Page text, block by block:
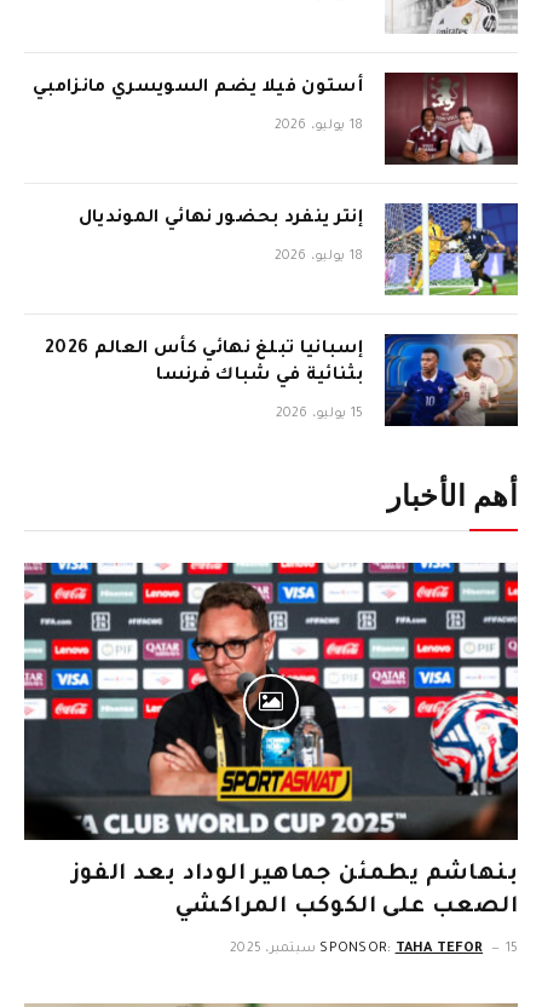
أستون فيلا يضم السويسري مانزامبي
18 يوليو، 2026
إنتر ينفرد بحضور نهائي المونديال
18 يوليو، 2026
إسبانيا تبلغ نهائي كأس العالم 2026
بثنائية في شباك فرنسا
15 يوليو، 2026
أهم الأخبار
بنهاشم يطمئن جماهير الوداد بعد الفوز
الصعب على الكوكب المراكشي
SPONSOR: TAHA TEFOR 15 سبتمبر، 2025